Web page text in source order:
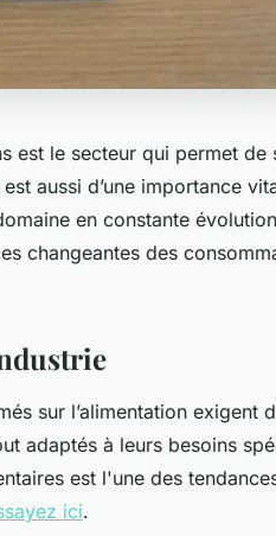
est le secteur qui permet de
aussi d’une importance
en constante
changeantes des
sur l’alimentation exigent
adaptés à leurs besoins
est l'une des
ici.